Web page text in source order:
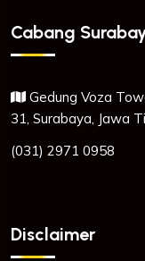
Cabang
Gedung Voza
31, Surabaya, Jawa
(031) 2971 0958
Disclaimer